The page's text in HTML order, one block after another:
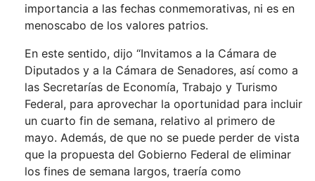
importancia a las fechas conmemorativas, ni es en
menoscabo de los valores patrios.
En este sentido, dijo “Invitamos a la Cámara de
Diputados y a la Cámara de Senadores, así como a
las Secretarías de Economía, Trabajo y Turismo
Federal, para aprovechar la oportunidad para incluir
un cuarto fin de semana, relativo al primero de
mayo. Además, de que no se puede perder de vista
que la propuesta del Gobierno Federal de eliminar
los fines de semana largos, traería como